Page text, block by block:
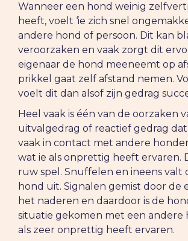
Wanneer een hond weinig
heeft, voelt ‘ie zich snel
andere hond of persoon. Dit kan
veroorzaken en vaak zorgt dit
eigenaar de hond meeneemt op
prikkel gaat zelf afstand nemen.
voelt dit dan alsof zijn gedrag
Heel vaak is één van de oorzaken
uitvalgedrag of reactief gedrag
vaak in contact met andere
wat ie als onprettig heeft ervaren.
ruw spel. Snuffelen en ineens valt
hond uit. Signalen gemist door de
het naderen en daardoor is de
situatie gekomen met een andere
als zeer onprettig heeft ervaren.